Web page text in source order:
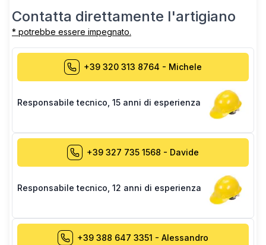
Contatta direttamente l'artigiano
* potrebbe essere impegnato.
+39 320 313 8764 - Michele
Responsabile tecnico 15 anni di esperienza
+39 327 735 1568 - Davide
Responsabile tecnico 12 anni di esperienza
+39 388 647 3351 - Alessandro